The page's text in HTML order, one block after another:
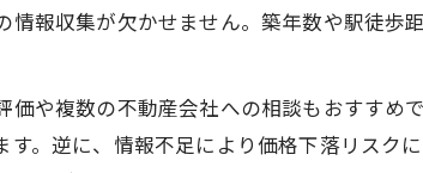
情報収集が欠かせません。築年数や駅徒歩
や複数の不動産会社への相談もおすすめ
。逆に、情報不足により価格下落リスク